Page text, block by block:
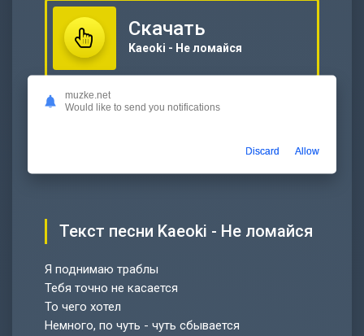
Скачать
Kaeoki - Не ломайся
Слушать
…
Текст песни Kaeoki - Не ломайся
Я поднимаю траблы
Тебя точно не касается
То чего хотел
Немного, по чуть - чуть сбывается
muzke.net
Would like to send you notifications
Discard Allow